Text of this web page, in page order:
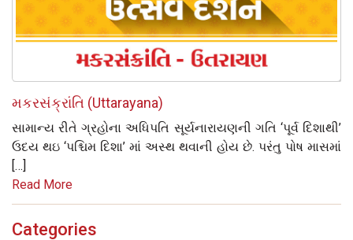
મકરસંક્રાંતિ (Uttarayana)
સામાન્ય રીતે ગ્રહોના અધિપતિ સૂર્યનારાયણની ગતિ ‘પૂર્વ દિશાથી’
ઉદય થઇ ‘પશ્ચિમ દિશા’ માં અસ્થ થવાની હોય છે. પરંતુ પોષ માસમાં
[…]
Read More
Categories